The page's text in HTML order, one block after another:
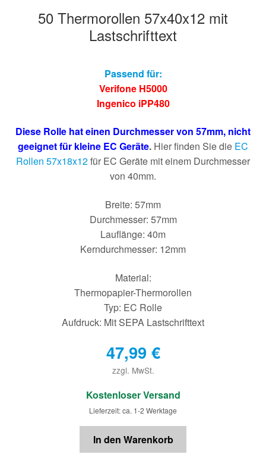
50 Thermorollen 57x40x12 mit
Lastschrifttext
Passend für:
Verifone H5000
Ingenico iPP480
Diese Rolle hat einen Durchmesser von 57mm, nicht
geeignet für kleine EC Geräte. Hier finden Sie die EC
Rollen 57x18x12für EC Geräte mit einem Durchmesser
von 40mm.
Breite: 57mm
Durchmesser: 57mm
Lauflänge: 40m
Kerndurchmesser: 12mm
Material:
Thermopapier-Thermorollen
Typ: EC Rolle
Aufdruck: Mit SEPA Lastschrifttext
47,99 €
zzgl. MwSt.
€
Kostenloser Versand
Lieferzeit: ca. 1-2 Werktage
In den Warenkorb